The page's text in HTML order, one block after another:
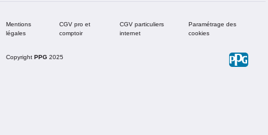
Mentions
légales
CGV pro et
comptoir
CGV particuliers
internet
Paramétrage des
cookies
Copyright PPG 2025